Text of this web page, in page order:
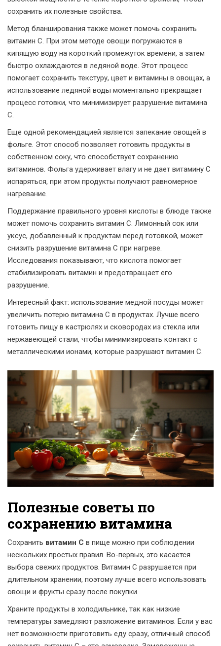
сохранить их полезные свойства.
Метод бланширования также может помочь сохранить
витамин C. При этом методе овощи погружаются в
кипящую воду на короткий промежуток времени, а затем
быстро охлаждаются в ледяной воде. Этот процесс
помогает сохранить текстуру, цвет и витамины в овощах, а
использование ледяной воды моментально прекращает
процесс готовки, что минимизирует разрушение витамина
C.
Еще одной рекомендацией является запекание овощей в
фольге. Этот способ позволяет готовить продукты в
собственном соку, что способствует сохранению
витаминов. Фольга удерживает влагу и не дает витамину C
испаряться, при этом продукты получают равномерное
нагревание.
Поддержание правильного уровня кислоты в блюде также
может помочь сохранить витамин C. Лимонный сок или
уксус, добавленный к продуктам перед готовкой, может
снизить разрушение витамина C при нагреве.
Исследования показывают, что кислота помогает
стабилизировать витамин и предотвращает его
разрушение.
Интересный факт: использование медной посуды может
увеличить потерю витамина C в продуктах. Лучше всего
готовить пищу в кастрюлях и сковородах из стекла или
нержавеющей стали, чтобы минимизировать контакт с
металлическими ионами, которые разрушают витамин C.
Полезные советы по
сохранению витамина
Сохранить витамин C в пище можно при соблюдении
нескольких простых правил. Во-первых, это касается
выбора свежих продуктов. Витамин C разрушается при
длительном хранении, поэтому лучше всего использовать
овощи и фрукты сразу после покупки.
Храните продукты в холодильнике, так как низкие
температуры замедляют разложение витаминов. Если у вас
нет возможности приготовить еду сразу, отличный способ